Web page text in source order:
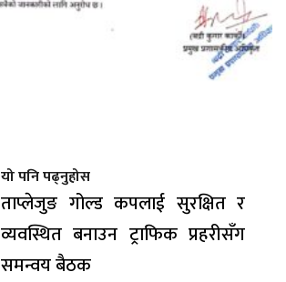
यो पनि पढ्नुहोस
ताप्लेजुङ गोल्ड कपलाई सुरक्षित र
व्यवस्थित बनाउन ट्राफिक प्रहरीसँग
समन्वय बैठक